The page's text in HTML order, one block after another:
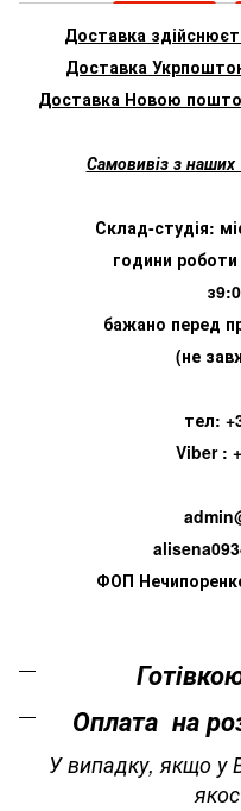
Доставка
Доставка
Доставка Новою
Самовивіз з
Склад-студія:
години
бажано перед
(не
тел:
Viber :
ФОП
Оплата на
У випадку, якщо у